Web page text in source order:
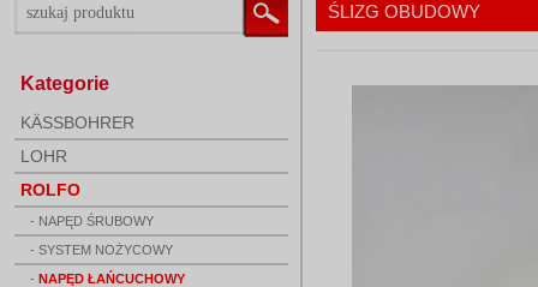
Kategorie
KÄSSBOHRER
LOHR
ROLFO
- NAPĘD ŚRUBOWY
- SYSTEM NOŻYCOWY
- NAPĘD ŁAŃCUCHOWY
ŚLIZG OBUDOWY